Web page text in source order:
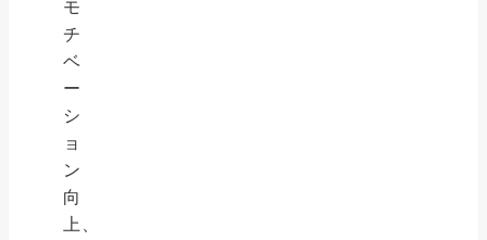
モ
チ
ベ
ー
シ
ョ
ン
向
上、